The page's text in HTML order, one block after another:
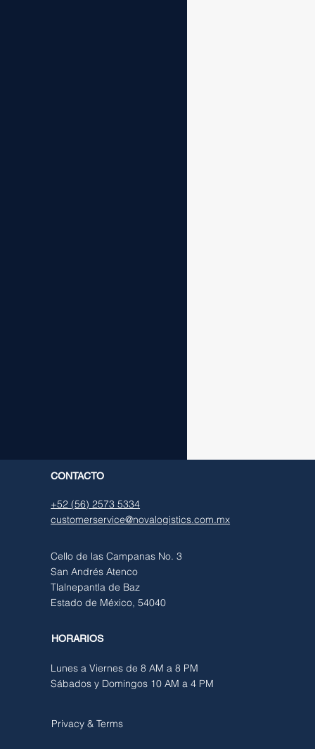
CONTACTO
+52 (56) 2573 5334
customerservice@novalogistics.com.mx
Cello de las Campanas No. 3
San Andrés Atenco
Tlalnepantla de Baz
Estado de México, 54040
HORARIOS
Lunes a Viernes de 8 AM a 8 PM
Sábados y Domingos 10 AM a 4 PM
Privacy & Terms